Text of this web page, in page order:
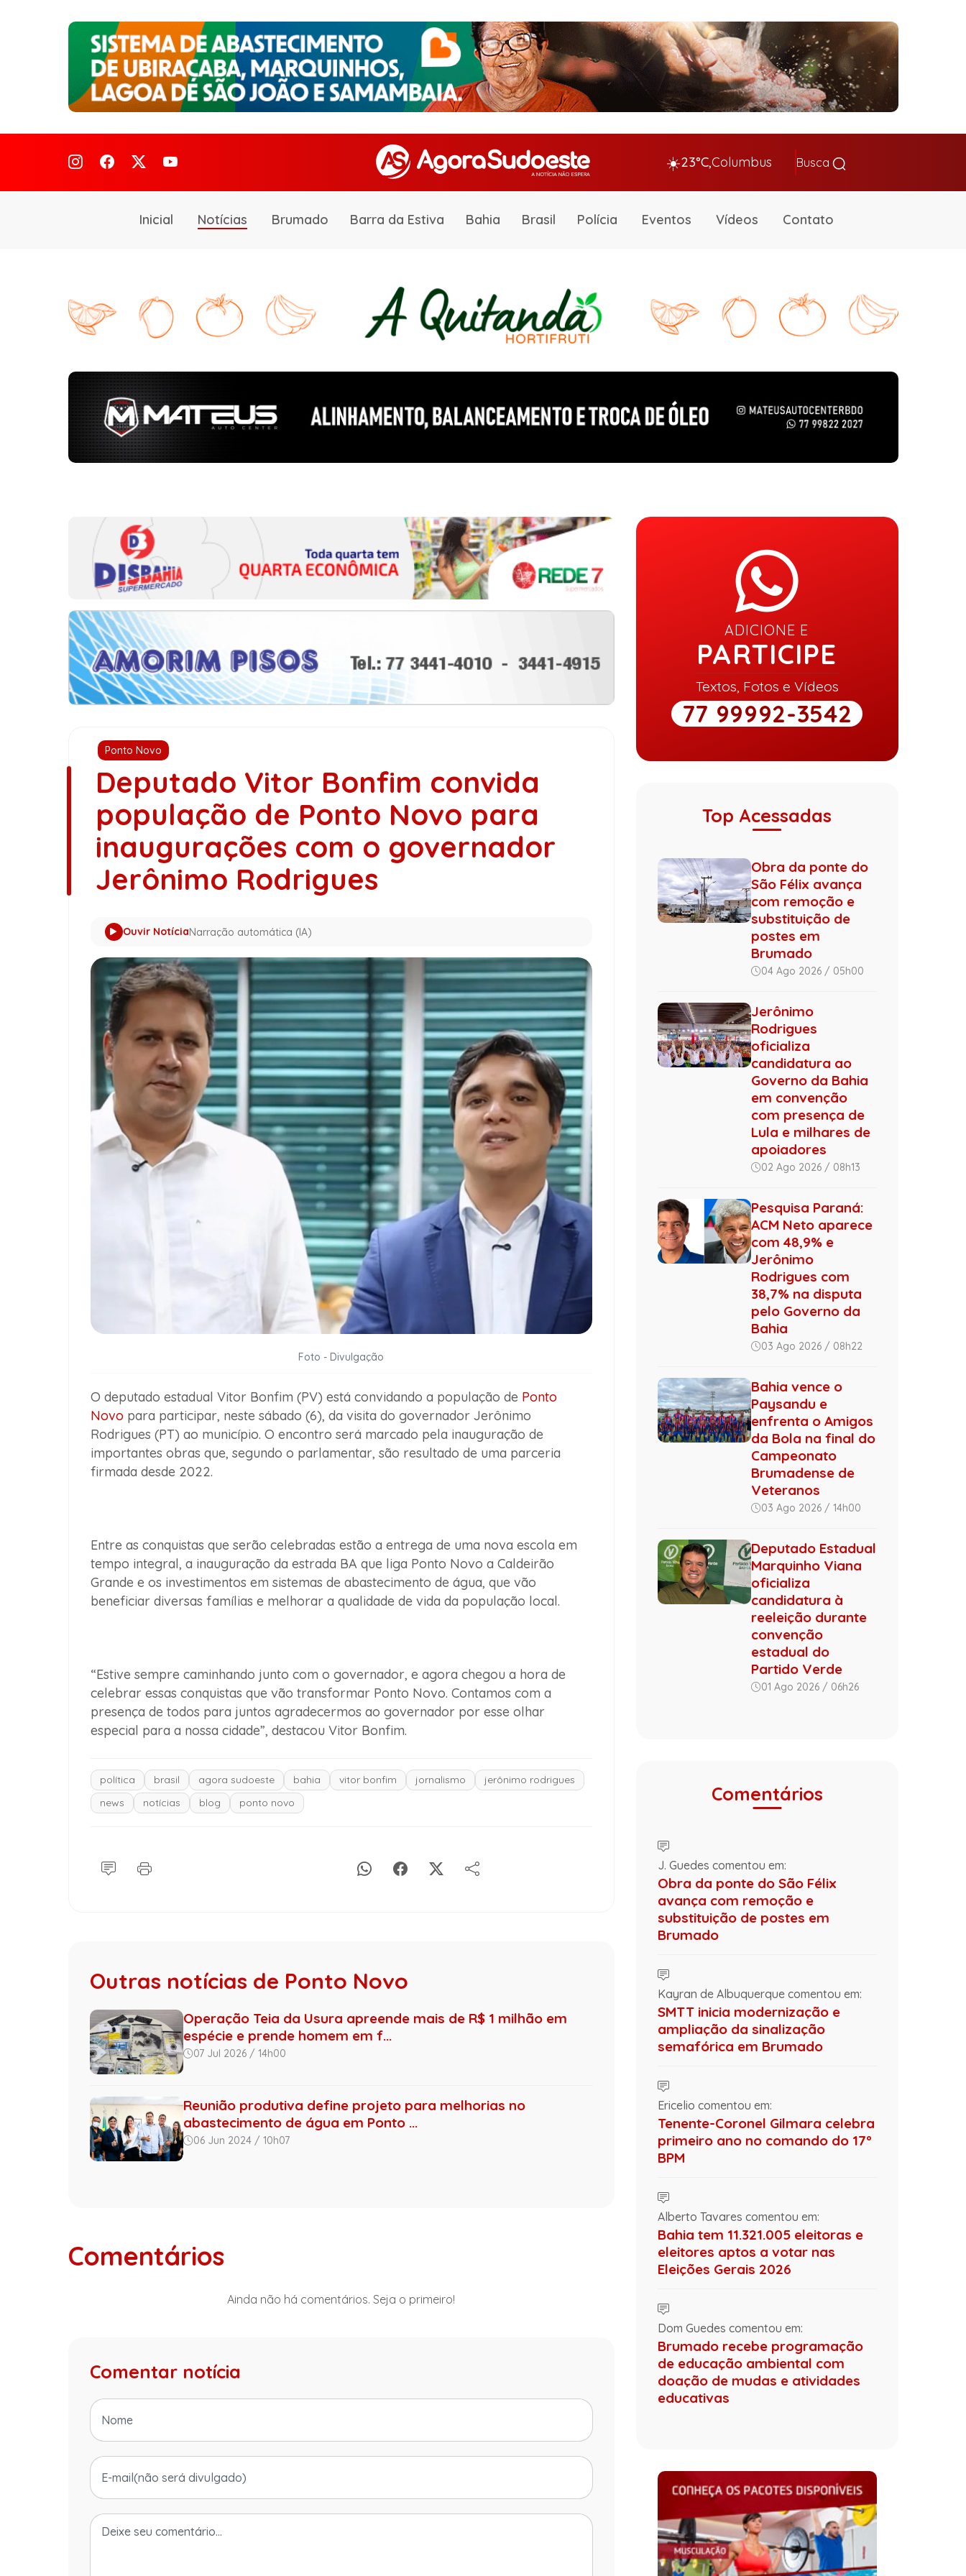
☀️23°C,Columbus Busca
Inicial Notícias Brumado Barra da Estiva Bahia Brasil Polícia Eventos Vídeos Contato
Ponto Novo
Deputado Vitor Bonfim convida
população de Ponto Novo para
inaugurações com o governador
Jerônimo Rodrigues
Ouvir NotíciaNarração automática (IA)
Foto - Divulgação
O deputado estadual Vitor Bonfim (PV) está convidando a população de Ponto
Novo para participar, neste sábado (6), da visita do governador Jerônimo
Rodrigues (PT) ao município. O encontro será marcado pela inauguração de
importantes obras que, segundo o parlamentar, são resultado de uma parceria
firmada desde 2022.
Entre as conquistas que serão celebradas estão a entrega de uma nova escola em
tempo integral, a inauguração da estrada BA que liga Ponto Novo a Caldeirão
Grande e os investimentos em sistemas de abastecimento de água, que vão
beneficiar diversas famílias e melhorar a qualidade de vida da população local.
“Estive sempre caminhando junto com o governador, e agora chegou a hora de
celebrar essas conquistas que vão transformar Ponto Novo. Contamos com a
presença de todos para juntos agradecermos ao governador por esse olhar
especial para a nossa cidade”, destacou Vitor Bonfim.
política brasil agora sudoeste bahia vitor bonfim jornalismo
jerônimo rodrigues
news
notícias blog ponto novo
Outras notícias de Ponto Novo
Operação Teia da Usura apreende mais de R$ 1 milhão em
espécie e prende homem em f...
07 Jul 2026 / 14h00
Reunião produtiva define projeto para melhorias no
abastecimento de água em Ponto ...
06 Jun 2024 / 10h07
Comentários
Ainda não há comentários. Seja o primeiro!
Comentar notícia
ADICIONE E
PARTICIPE
Textos, Fotos e Vídeos
77 99992-3542
Top Acessadas
Obra da ponte do
São Félix avança
com remoção e
substituição de
postes em
Brumado
04 Ago 2026 / 05h00
Jerônimo
Rodrigues
oficializa
candidatura ao
Governo da Bahia
em convenção
com presença de
Lula e milhares de
apoiadores
02 Ago 2026 / 08h13
Pesquisa Paraná:
ACM Neto aparece
com 48,9% e
Jerônimo
Rodrigues com
38,7% na disputa
pelo Governo da
Bahia
03 Ago 2026 / 08h22
Bahia vence o
Paysandu e
enfrenta o Amigos
da Bola na final do
Campeonato
Brumadense de
Veteranos
03 Ago 2026 / 14h00
Deputado Estadual
Marquinho Viana
oficializa
candidatura à
reeleição durante
convenção
estadual do
Partido Verde
01 Ago 2026 / 06h26
Comentários
J. Guedes comentou em:
Obra da ponte do São Félix
avança com remoção e
substituição de postes em
Brumado
Kayran de Albuquerque comentou em:
SMTT inicia modernização e
ampliação da sinalização
semafórica em Brumado
Ericelio comentou em:
Tenente-Coronel Gilmara celebra
primeiro ano no comando do 17º
BPM
Alberto Tavares comentou em:
Bahia tem 11.321.005 eleitoras e
eleitores aptos a votar nas
Eleições Gerais 2026
Dom Guedes comentou em:
Brumado recebe programação
de educação ambiental com
doação de mudas e atividades
educativas